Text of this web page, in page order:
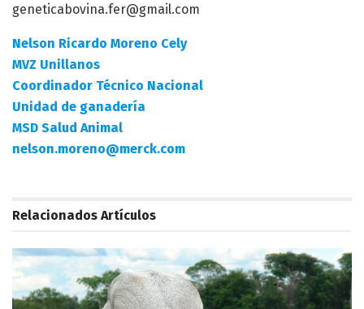
geneticabovina.fer@gmail.com
Nelson Ricardo Moreno Cely
MVZ Unillanos
Coordinador Técnico Nacional
Unidad de ganadería
MSD Salud Animal
nelson.moreno@merck.com
Relacionados Artículos